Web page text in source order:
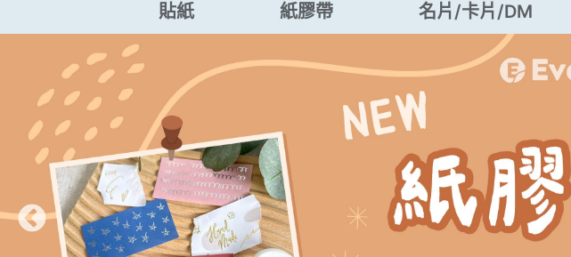
貼紙 紙膠帶 名片/卡片/DM